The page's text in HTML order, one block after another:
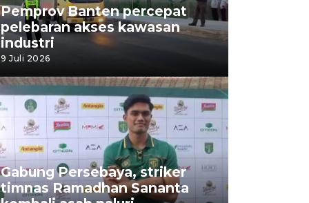
Pemprov Banten percepat
pelebaran akses kawasan
industri
9 Juli 2026
Gabung Persebaya, striker
timnas Ramadhan Sananta